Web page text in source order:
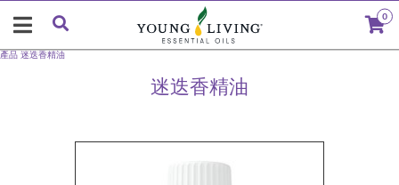
0
迷迭香精油
產品 迷迭香精油